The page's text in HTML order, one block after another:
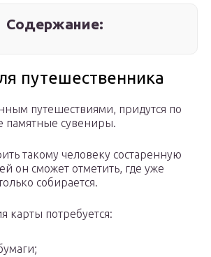
Содержание:
путешественника
путешествиями, придутся по
памятные сувениры.
такому человеку состаренную
он сможет отметить, где уже
собирается.
карты потребуется: